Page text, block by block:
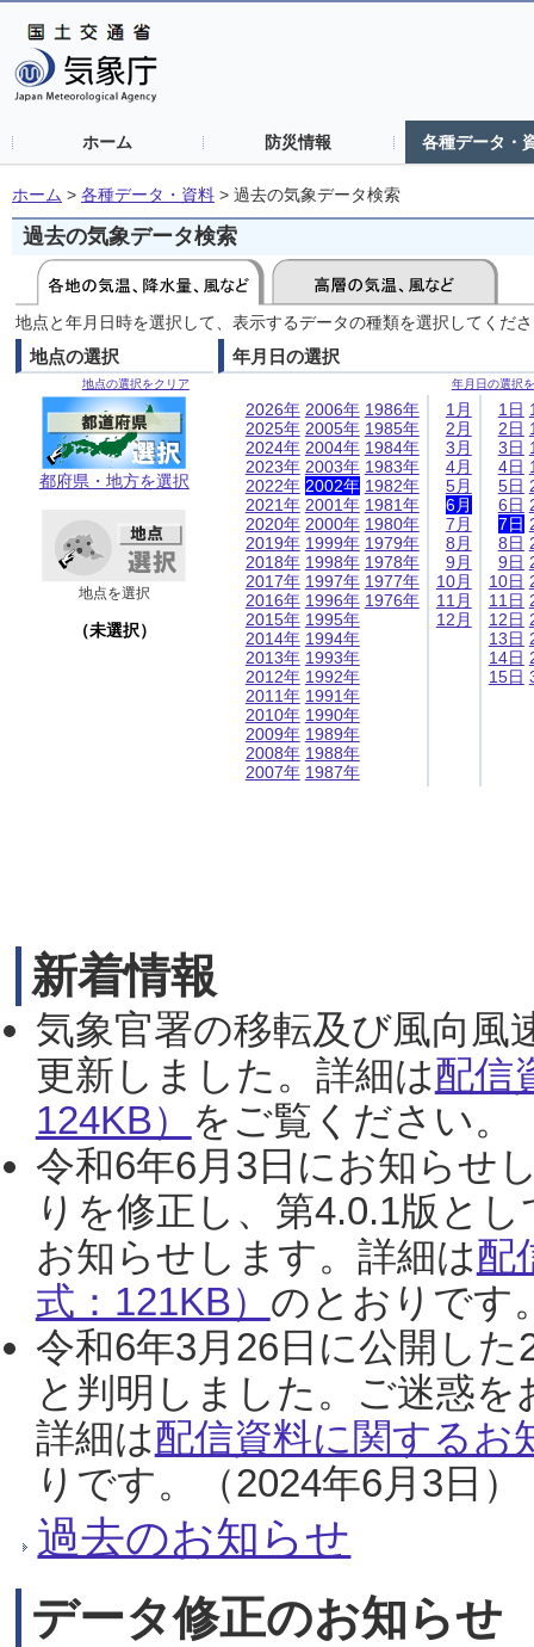
ホーム 防災情報 各種データ・
ホーム > 各種データ・資料 > 過去の気象データ検索
過去の気象データ検索
地点と年月日時を選択して、表示するデータの種類を選択してくだ
地点の選択
地点の選択をクリア
都府県・地方を選択
地点を選択
（未選択）
年月日の選択
年月日の選択
2026年
2025年
2024年
2023年
2022年
2021年
2020年
2019年
2018年
2017年
2016年
2015年
2014年
2013年
2012年
2011年
2010年
2009年
2008年
2007年
2006年
2005年
2004年
2003年
2002年
2001年
2000年
1999年
1998年
1997年
1996年
1995年
1994年
1993年
1992年
1991年
1990年
1989年
1988年
1987年
1986年
1985年
1984年
1983年
1982年
1981年
1980年
1979年
1978年
1977年
1976年
1月
2月
3月
4月
5月
6月
7月
8月
9月
10月
11月
12月
1日
2日
3日
4日
5日
6日
7日
8日
9日
10日
11日
12日
13日
14日
15日
新着情報
気象官署の移転及び風向風
更新しました。詳細は配信
124KB） をご覧ください。
令和6年6月3日にお知らせ
りを修正し、第4.0.1版と
お知らせします。詳細は配
式：121KB） のとおりです
令和6年3月26日に公開し
と判明しました。ご迷惑
詳細は配信資料に関するお
りです。（2024年6月3日）
過去のお知らせ
データ修正のお知らせ